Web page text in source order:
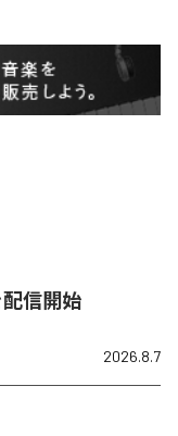
配信開始
2026.8.7